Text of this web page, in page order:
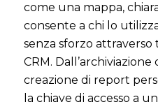
come una mappa,
consente a chi lo
senza sforzo
CRM.
creazione di report
la chiave di accesso a